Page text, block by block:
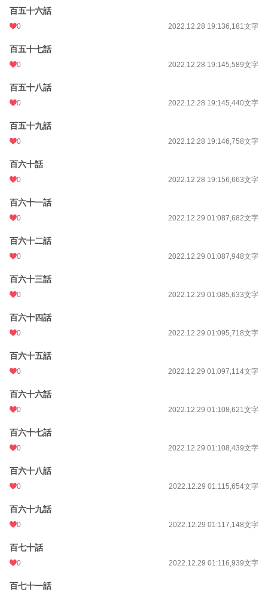
百五十六話
0 2022.12.28 19:136,181文字
百五十七話
0 2022.12.28 19:145,589文字
百五十八話
0 2022.12.28 19:145,440文字
百五十九話
0 2022.12.28 19:146,758文字
百六十話
0 2022.12.28 19:156,663文字
百六十一話
0 2022.12.29 01:087,682文字
百六十二話
0 2022.12.29 01:087,948文字
百六十三話
0 2022.12.29 01:085,633文字
百六十四話
0 2022.12.29 01:095,718文字
百六十五話
0 2022.12.29 01:097,114文字
百六十六話
0 2022.12.29 01:108,621文字
百六十七話
0 2022.12.29 01:108,439文字
百六十八話
0 2022.12.29 01:115,654文字
百六十九話
0 2022.12.29 01:117,148文字
百七十話
0 2022.12.29 01:116,939文字
百七十一話